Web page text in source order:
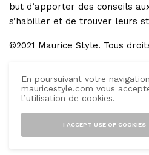
but d’apporter des conseils
s’habiller et de trouver leurs
©2021 Maurice Style. Tous
GET IN TOUCH
En poursuivant votre
mauricestyle.com vous
l’utilisation de cookies.
I ACCEPT USE OF COOKIES